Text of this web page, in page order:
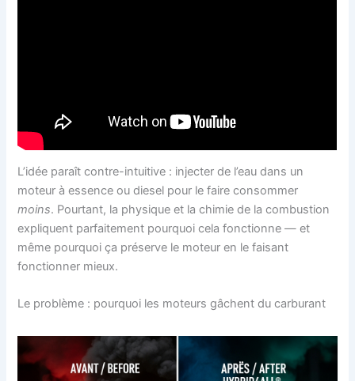
L’idée paraît contre-intuitive : injecter de l’eau dans un
moteur à essence ou diesel pour le faire consommer
moins. Pourtant, la physique et la chimie de la combustion
expliquent parfaitement pourquoi cela fonctionne — et
même pourquoi ça préserve le moteur en le faisant
fonctionner mieux.
Le problème : pourquoi les moteurs gâchent du carburant